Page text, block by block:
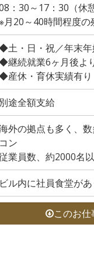
：30～17：30（休
月20～40時間程度
土・日・祝／年末年
継続就業6ヶ月後よ
産休・育休実績有り
別途全額支給
外の拠点も多く、
コン
業員数、約2000名
ビル内に社員食堂があ
このお